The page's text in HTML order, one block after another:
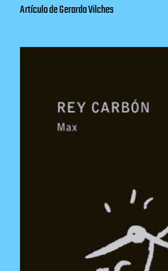
Artículo de Gerardo Vilches